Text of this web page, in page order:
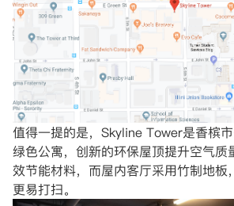
值得一提的是，Skyline Tower是香槟
绿色公寓，创新的环保屋顶提升空气质
效节能材料，而屋内客厅采用竹制地板
更易打扫。